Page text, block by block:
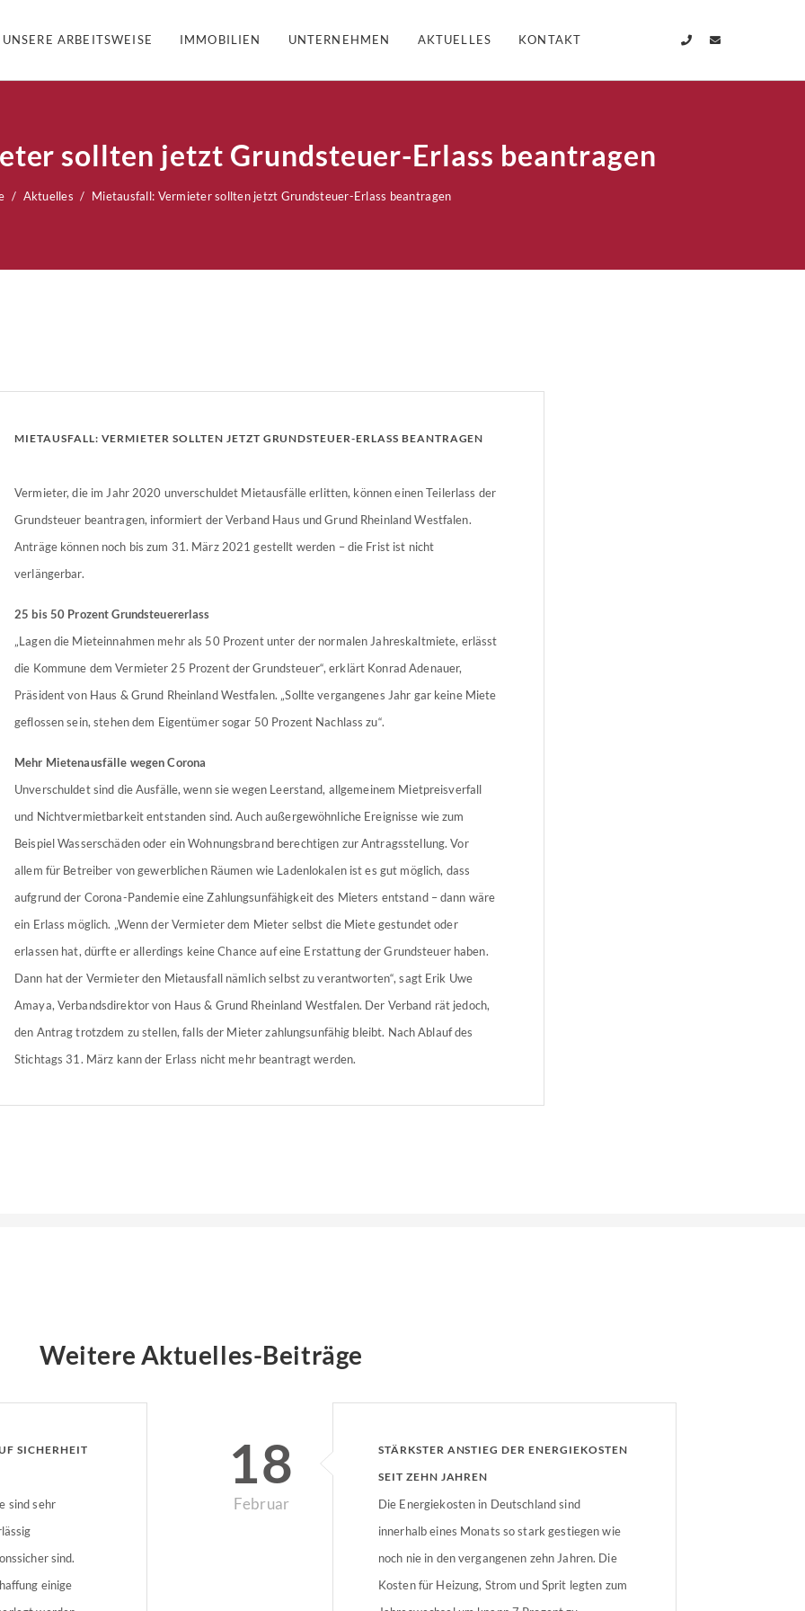
UNSERE ARBEITSWEISE IMMOBILIEN UNTERNEHMEN AKTUELLES KONTAKT
sollten jetzt Grundsteuer-Erlass beantragen
Aktuelles Mietausfall: Vermieter sollten jetzt Grundsteuer-Erlass beantragen
MIETAUSFALL: VERMIETER SOLLTEN JETZT GRUNDSTEUER-ERLASS BEANTRAGEN
Vermieter, die im Jahr 2020 unverschuldet Mietausfälle erlitten, können einen Teilerlass der
Grundsteuer beantragen, informiert der Verband Haus und Grund Rheinland Westfalen.
Anträge können noch bis zum 31. März 2021 gestellt werden – die Frist ist nicht
verlängerbar.
25 bis 50 Prozent Grundsteuererlass
„Lagen die Mieteinnahmen mehr als 50 Prozent unter der normalen Jahreskaltmiete, erlässt
die Kommune dem Vermieter 25 Prozent der Grundsteuer“, erklärt Konrad Adenauer,
Präsident von Haus & Grund Rheinland Westfalen. „Sollte vergangenes Jahr gar keine Miete
geflossen sein, stehen dem Eigentümer sogar 50 Prozent Nachlass zu“.
Mehr Mietenausfälle wegen Corona
Unverschuldet sind die Ausfälle, wenn sie wegen Leerstand, allgemeinem Mietpreisverfall
und Nichtvermietbarkeit entstanden sind. Auch außergewöhnliche Ereignisse wie zum
Beispiel Wasserschäden oder ein Wohnungsbrand berechtigen zur Antragsstellung. Vor
allem für Betreiber von gewerblichen Räumen wie Ladenlokalen ist es gut möglich, dass
aufgrund der Corona-Pandemie eine Zahlungsunfähigkeit des Mieters entstand – dann wäre
ein Erlass möglich. „Wenn der Vermieter dem Mieter selbst die Miete gestundet oder
erlassen hat, dürfte er allerdings keine Chance auf eine Erstattung der Grundsteuer haben.
Dann hat der Vermieter den Mietausfall nämlich selbst zu verantworten“, sagt Erik Uwe
Amaya, Verbandsdirektor von Haus & Grund Rheinland Westfalen. Der Verband rät jedoch,
den Antrag trotzdem zu stellen, falls der Mieter zahlungsunfähig bleibt. Nach Ablauf des
Stichtags 31. März kann der Erlass nicht mehr beantragt werden.
Weitere Aktuelles-Beiträge
SICHERHEIT A
sind sehr
sind.
einige
18
Februar
STÄRKSTER ANSTIEG DER ENERGIEKOSTEN
SEIT ZEHN JAHREN
Die Energiekosten in Deutschland sind
innerhalb eines Monats so stark gestiegen wie
noch nie in den vergangenen zehn Jahren. Die
Kosten für Heizung, Strom und Sprit legten zum